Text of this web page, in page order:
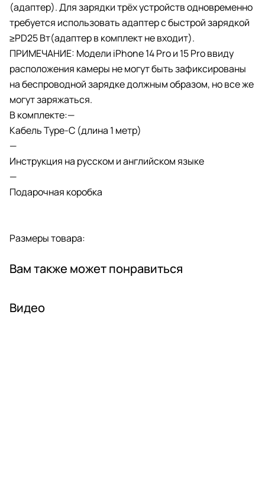
(адаптер). Для зарядки трёх устройств одновременно
требуется использовать адаптер с быстрой зарядкой
≥PD25 Вт(адаптер в комплект не входит).
ПРИМЕЧАНИЕ: Модели iPhone 14 Pro и 15 Pro ввиду
расположения камеры не могут быть зафиксированы
на беспроводной зарядке должным образом, но все же
могут заряжаться.
В комплекте:—
Кабель Type-C (длина 1 метр)
—
Инструкция на русском и английском языке
—
Подарочная коробка
Размеры товара:
Вам также может понравиться
Видео